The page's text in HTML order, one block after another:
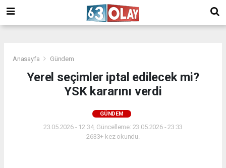
Anasayfa Gündem
Yerel seçimler iptal edilecek mi?
YSK kararını verdi
GÜNDEM
23.05.2026 - 12:34, Güncelleme: 23.05.2026 - 23:33
2633+ kez okundu.